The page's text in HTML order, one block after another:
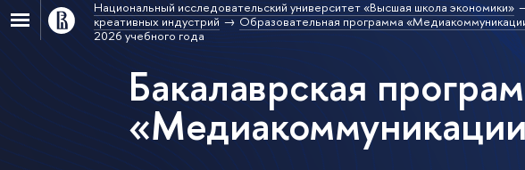
Национальный исследовательский университет «Высшая школа экономики»
креативных индустрий
Образовательная программа
2026 учебного года
Бакалаврская